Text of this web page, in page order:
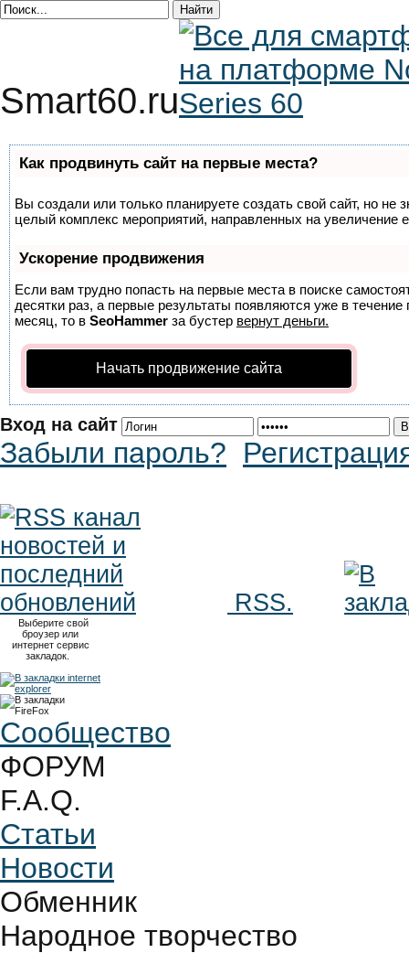
Smart60.ru
Как продвинуть сайт на первые места?
Вы создали или только планируете создать свой сайт, но не
целый комплекс мероприятий, направленных на увеличение
Ускорение продвижения
Если вам трудно попасть на первые места в поиске
десятки раз, а первые результаты появляются уже в
месяц, то в SeoHammer за бустер вернут деньги.
Начать продвижение сайта
Вход на сайт
Забыли пароль?
RSS.
Выберите свой
броузер или
интернет сервис
закладок.
Сообщество
ФОРУМ
F.A.Q.
Статьи
Новости
Обменник
Народное творчество